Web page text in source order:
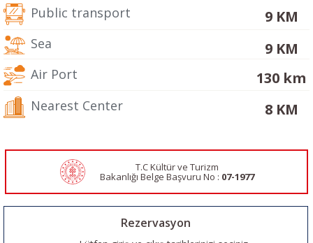
Public transport 9 KM
Sea 9 KM
Air Port 130 km
Nearest Center 8 KM
T.C Kültür ve Turizm
Bakanlığı Belge Başvuru No : 07-1977
Rezervasyon